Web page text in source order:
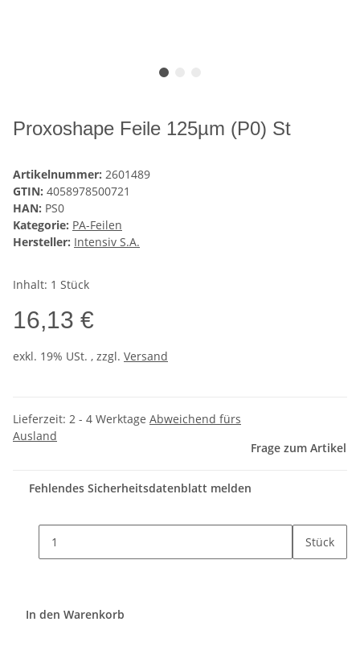
Proxoshape Feile 125µm (P0) St
Artikelnummer: 2601489
GTIN: 4058978500721
HAN: PS0
Kategorie: PA-Feilen
Hersteller: Intensiv S.A.
Inhalt: 1 Stück
16,13 €
exkl. 19% USt. , zzgl. Versand
Lieferzeit: 2 - 4 Werktage Abweichend fürs
Ausland
Frage zum Artikel
Fehlendes Sicherheitsdatenblatt melden
Stück
In den Warenkorb